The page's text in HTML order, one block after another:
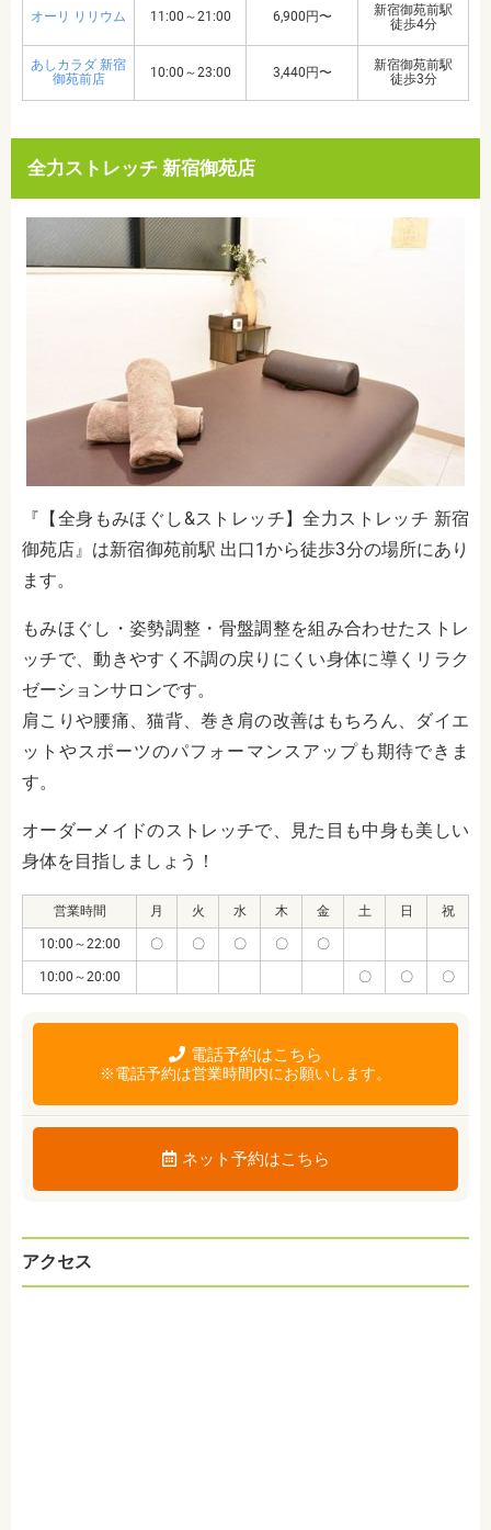
オーリ リリウム 11:00～21:00 6,900円〜
新宿御苑前駅
徒歩4分
あしカラダ 新宿
御苑前店
10:00～23:00 3,440円〜
新宿御苑前駅
徒歩3分
全力ストレッチ 新宿御苑店
『【全身もみほぐし&ストレッチ】全力ストレッチ 新宿
御苑店』は新宿御苑前駅 出口1から徒歩3分の場所にあり
ます。
もみほぐし・姿勢調整・骨盤調整を組み合わせたストレ
ッチで、動きやすく不調の戻りにくい身体に導くリラク
ゼーションサロンです。
肩こりや腰痛、猫背、巻き肩の改善はもちろん、ダイエ
ットやスポーツのパフォーマンスアップも期待できま
す。
オーダーメイドのストレッチで、見た目も中身も美しい
身体を目指しましょう！
営業時間 月 火 水 木 金 土 日 祝
10:00～22:00 〇 〇 〇 〇 〇
10:00～20:00 〇 〇 〇
電話予約はこちら
※電話予約は営業時間内にお願いします。
ネット予約はこちら
アクセス